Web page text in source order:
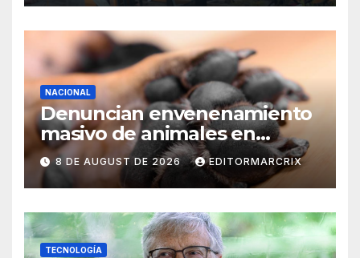
NACIONAL
Denuncian envenenamiento
masivo de animales en
Querétaro
8 DE AUGUST DE 2026 EDITORMARCRIX
TECNOLOGÍA